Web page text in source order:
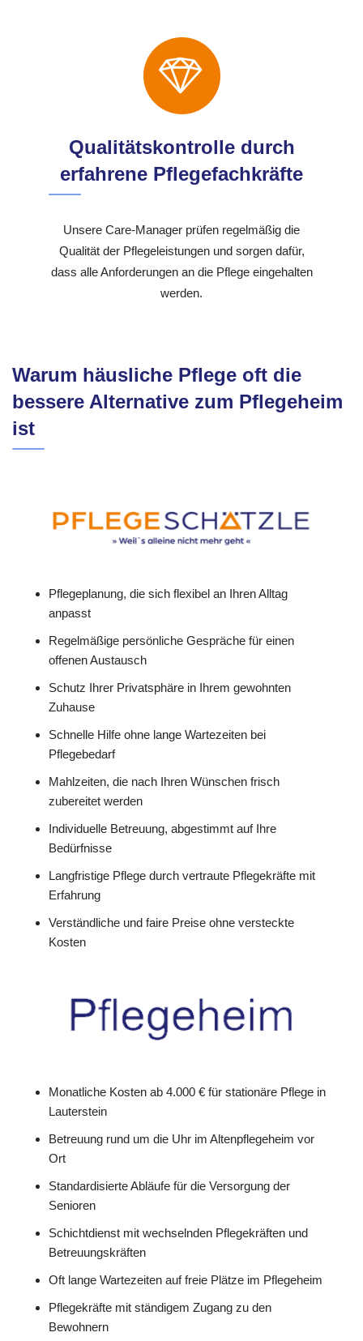
Qualitätskontrolle durch
erfahrene Pflegefachkräfte
Unsere Care-Manager prüfen regelmäßig die
Qualität der Pflegeleistungen und sorgen dafür,
dass alle Anforderungen an die Pflege eingehalten
werden.
Warum häusliche Pflege oft die
bessere Alternative zum Pflegeheim
ist
Pflegeplanung, die sich flexibel an Ihren Alltag
anpasst
Regelmäßige persönliche Gespräche für einen
offenen Austausch
Schutz Ihrer Privatsphäre in Ihrem gewohnten
Zuhause
Schnelle Hilfe ohne lange Wartezeiten bei
Pflegebedarf
Mahlzeiten, die nach Ihren Wünschen frisch
zubereitet werden
Individuelle Betreuung, abgestimmt auf Ihre
Bedürfnisse
Langfristige Pflege durch vertraute Pflegekräfte mit
Erfahrung
Verständliche und faire Preise ohne versteckte
Kosten
Monatliche Kosten ab 4.000 € für stationäre Pflege in
Lauterstein
Betreuung rund um die Uhr im Altenpflegeheim vor
Ort
Standardisierte Abläufe für die Versorgung der
Senioren
Schichtdienst mit wechselnden Pflegekräften und
Betreuungskräften
Oft lange Wartezeiten auf freie Plätze im Pflegeheim
Pflegekräfte mit ständigem Zugang zu den
Bewohnern